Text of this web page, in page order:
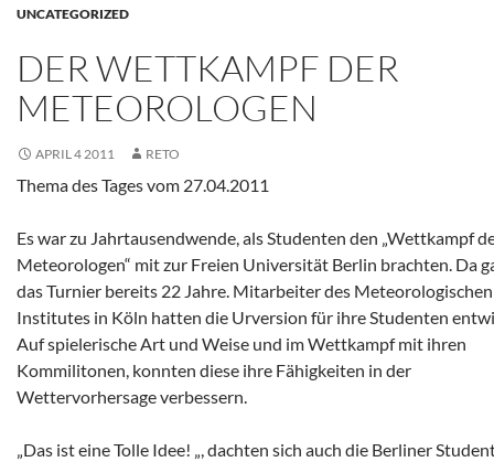
UNCATEGORIZED
DER WETTKAMPF DER
METEOROLOGEN
APRIL 4 2011 RETO
Thema des Tages vom 27.04.2011
Es war zu Jahrtausendwende, als Studenten den „Wettkampf
Meteorologen“ mit zur Freien Universität Berlin brachten. Da
das Turnier bereits 22 Jahre. Mitarbeiter des Meteorologischen
Institutes in Köln hatten die Urversion für ihre Studenten
Auf spielerische Art und Weise und im Wettkampf mit ihren
Kommilitonen, konnten diese ihre Fähigkeiten in der
Wettervorhersage verbessern.
„Das ist eine Tolle Idee! „, dachten sich auch die Berliner